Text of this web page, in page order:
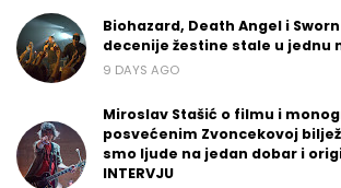
Biohazard, Death Angel i
decenije žestine stale u jednu
9 DAYS AGO
Miroslav Stašić o filmu i
posvećenim Zvoncekovoj
smo ljude na jedan dobar i
INTERVJU